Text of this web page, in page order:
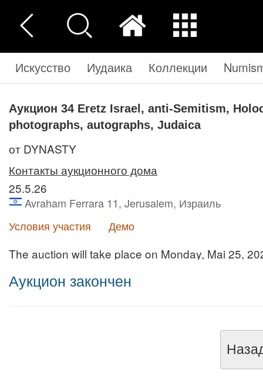
Искусство Иудаика Коллекции
Аукцион 34 Eretz Israel, anti-Semitism,
photographs, autographs, Judaica
от DYNASTY
Контакты аукционного дома
25.5.26
Avraham Ferrara 11, Jerusalem, Израиль
Условия участия
Демо
The auction will take place on Monday, Mai 25,
Аукцион закончен